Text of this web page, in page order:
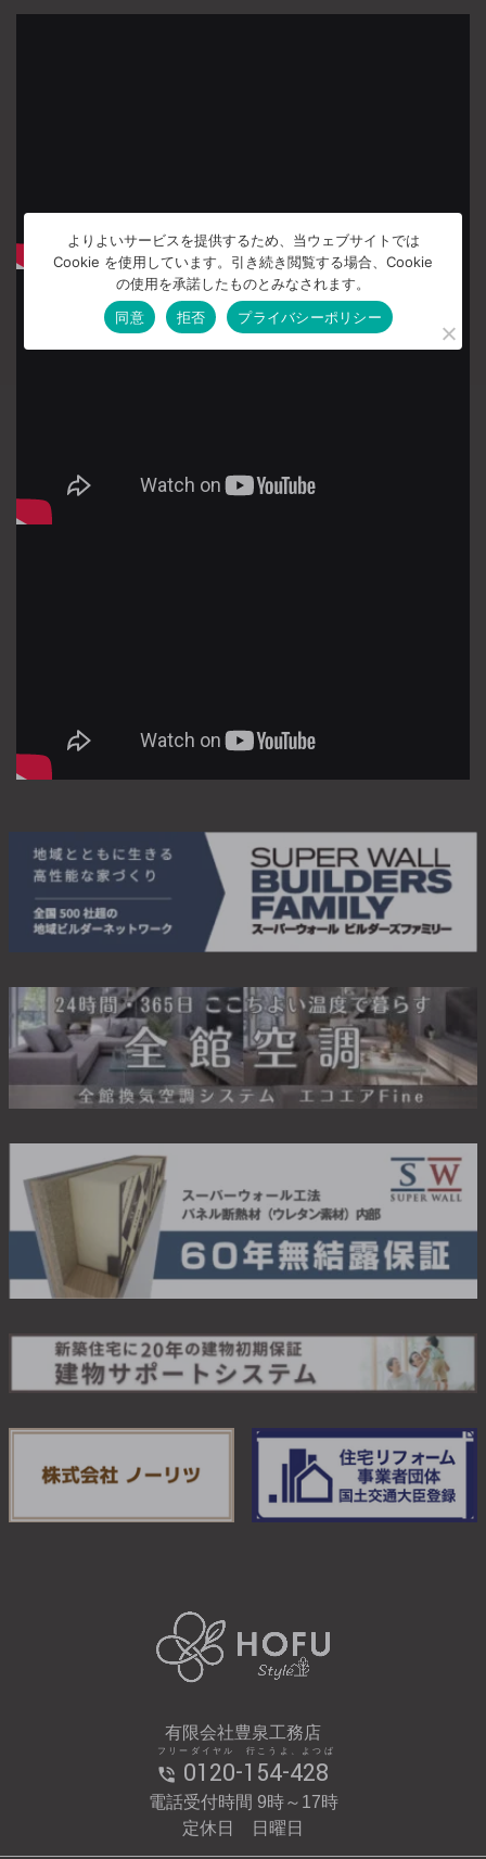
有限会社豊泉工務店
0120-154-428
フリーダイヤル 行こうよ、よつば
電話受付時間 9時～17時
定休日 日曜日
よりよいサービスを提供するため、当ウェブサイトでは
Cookie を使用しています。引き続き閲覧する場合、Cookie
の使用を承諾したものとみなされます。
同意
拒否 プライバシーポリシー